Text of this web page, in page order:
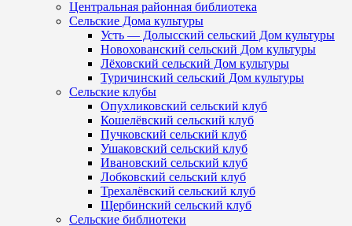
Центральная районная библиотека
Сельские Дома культуры
Усть — Долысский сельский Дом культуры
Новохованский сельский Дом культуры
Лёховский сельский Дом культуры
Туричинский сельский Дом культуры
Сельские клубы
Опухликовский сельский клуб
Кошелёвский сельский клуб
Пучковский сельский клуб
Ушаковский сельский клуб
Ивановский сельский клуб
Лобковский сельский клуб
Трехалёвский сельский клуб
Щербинский сельский клуб
Сельские библиотеки